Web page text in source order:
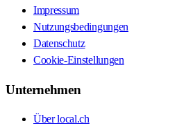
Impressum
Nutzungsbedingungen
Datenschutz
Cookie-Einstellungen
Unternehmen
Über local.ch